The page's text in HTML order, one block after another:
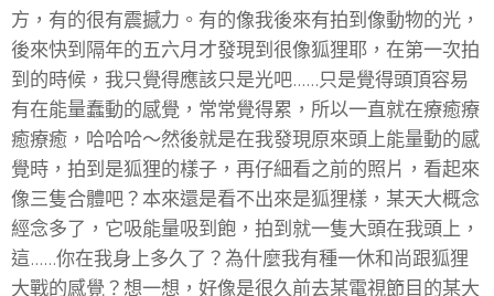
方，有的很有震撼力。有的像我後來有拍到像動物的光，
後來快到隔年的五六月才發現到很像狐狸耶，在第一次拍
到的時候，我只覺得應該只是光吧……只是覺得頭頂容易
有在能量蠢動的感覺，常常覺得累，所以一直就在療癒療
癒療癒，哈哈哈～然後就是在我發現原來頭上能量動的感
覺時，拍到是狐狸的樣子，再仔細看之前的照片，看起來
像三隻合體吧？本來還是看不出來是狐狸樣，某天大概念
經念多了，它吸能量吸到飽，拍到就一隻大頭在我頭上，
這……你在我身上多久了？為什麼我有種一休和尚跟狐狸
大戰的感覺？想一想，好像是很久前去某電視節目的某大